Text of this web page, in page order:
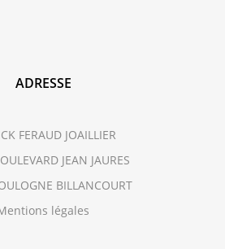
ADRESSE
FERAUD JOAILLIER
JEAN JAURES
BILLANCOURT
légales